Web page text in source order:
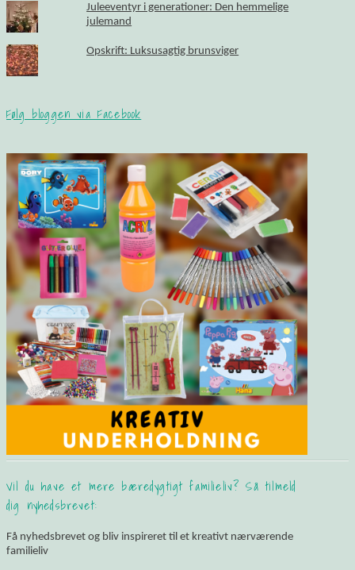
Juleeventyr i generationer: Den hemmelige
julemand
Opskrift: Luksusagtig brunsviger
Følg bloggen via Facebook
Vil du have et mere bæredygtigt familieliv? Så tilmeld
dig nyhedsbrevet:
Få nyhedsbrevet og bliv inspireret til et kreativt nærværende
familieliv